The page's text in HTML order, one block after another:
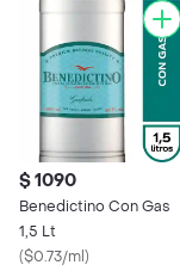
$ 1090
Benedictino Con Gas
1,5 Lt
($0.73/ml)